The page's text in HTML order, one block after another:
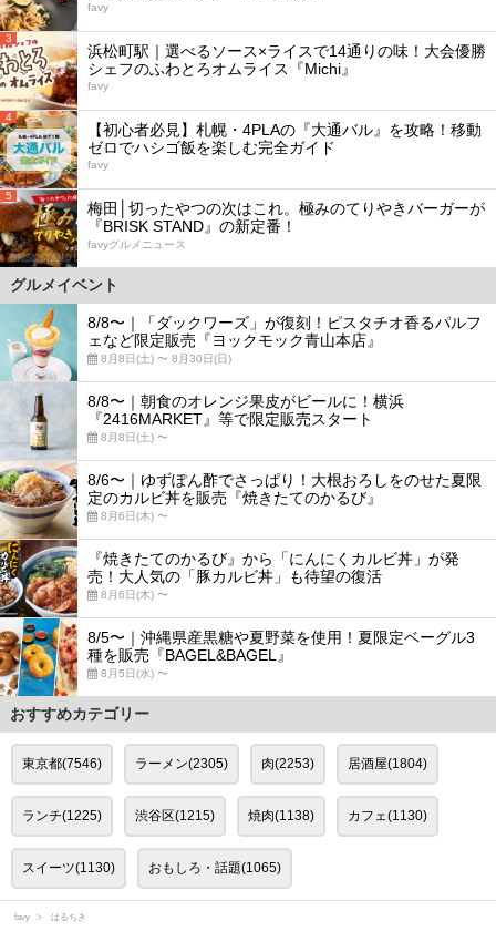
favy
3
浜松町駅｜選べるソース×ライスで14通りの味！大会優勝
シェフのふわとろオムライス『Michi』
favy
4
【初心者必見】札幌・4PLAの『大通バル』を攻略！移動
ゼロでハシゴ飯を楽しむ完全ガイド
favy
5
梅田│切ったやつの次はこれ。極みのてりやきバーガーが
『BRISK STAND』の新定番！
favyグルメニュース
グルメイベント
8/8〜｜「ダックワーズ」が復刻！ピスタチオ香るパルフ
ェなど限定販売『ヨックモック青山本店』
8月8日(土) 〜 8月30日(日)
8/8〜｜朝食のオレンジ果皮がビールに！横浜
『2416MARKET』等で限定販売スタート
8月8日(土) 〜
8/6〜｜ゆずぽん酢でさっぱり！大根おろしをのせた夏限
定のカルビ丼を販売『焼きたてのかるび』
8月6日(木) 〜
『焼きたてのかるび』から「にんにくカルビ丼」が発
売！大人気の「豚カルビ丼」も待望の復活
8月6日(木) 〜
8/5〜｜沖縄県産黒糖や夏野菜を使用！夏限定ベーグル3
種を販売『BAGEL&BAGEL』
8月5日(水) 〜
おすすめカテゴリー
東京都(7546) ラーメン(2305) 肉(2253) 居酒屋(1804)
ランチ(1225) 渋谷区(1215) 焼肉(1138) カフェ(1130)
スイーツ(1130) おもしろ・話題(1065)
favy はるちき